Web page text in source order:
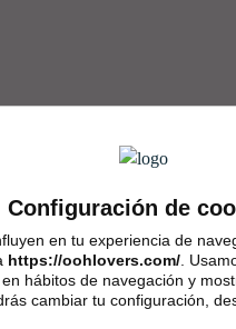
Configuración de
en tu experiencia de
https://oohlovers.com/.
hábitos de navegación y
cambiar tu configuración,